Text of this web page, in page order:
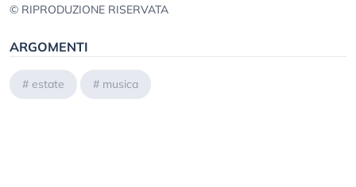
© RIPRODUZIONE RISERVATA
ARGOMENTI
# estate # musica